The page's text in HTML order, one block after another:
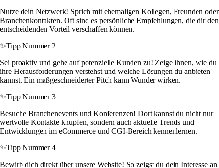
Nutze dein Netzwerk! Sprich mit ehemaligen Kollegen, Freunden oder
Branchenkontakten. Oft sind es persönliche Empfehlungen, die dir den
entscheidenden Vorteil verschaffen können.
✨Tipp Nummer 2
Sei proaktiv und gehe auf potenzielle Kunden zu! Zeige ihnen, wie du
ihre Herausforderungen verstehst und welche Lösungen du anbieten
kannst. Ein maßgeschneiderter Pitch kann Wunder wirken.
✨Tipp Nummer 3
Besuche Branchenevents und Konferenzen! Dort kannst du nicht nur
wertvolle Kontakte knüpfen, sondern auch aktuelle Trends und
Entwicklungen im eCommerce und CGI-Bereich kennenlernen.
✨Tipp Nummer 4
Bewirb dich direkt über unsere Website! So zeigst du dein Interesse an